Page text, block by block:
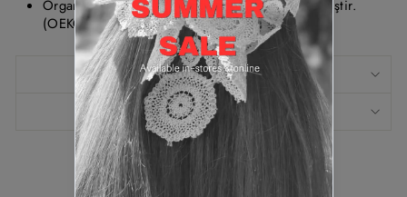
Organik tekstil belgesine sahip kumaştan üretilmiştir.
(OEKO-TEX CONFIDENCE IN TEXTILES)
ÖLÇÜ TABLOSU
KUMAŞ BILGISI
Pinle
Pinterest'te